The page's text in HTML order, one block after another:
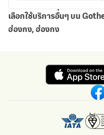
เลือกใช้บริการอื่นๆ บน
ฮ่องกง, ฮ่องกง